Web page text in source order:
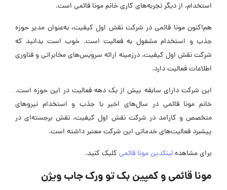
استخدام، از دیگر تجربه‌های کاری خانم مونا قائمی است.
هم‌اکنون مونا قائمی در شرکت نقش اول کیفیت، به‌عنوان مدیر حوزه
جذب و استخدام مشغول به فعالیت است. خوب است بدانید که
شرکت نقش اول کیفیت، درزمینه ارائه سرویس‌های مخابراتی و فناوری
اطلاعات فعالیت دارد.
این شرکت دارای سابقه بیش از یک دهه فعالیت در این حوزه است.
خانم مونا قائمی در سال‌های اخیر با جذب و استخدام نیروهای
متخصص و کارآمد در شرکت نقش اول کیفیت، نقش برجسته‌ای در
پیشبرد فعالیت‌های خدماتی این شرکت معتبر داشته است.
برای مشاهدهلینکدین مونا قائمی کلیک کنید.
مونا قائمی و کمپین بک تو ورک جاب ویژن